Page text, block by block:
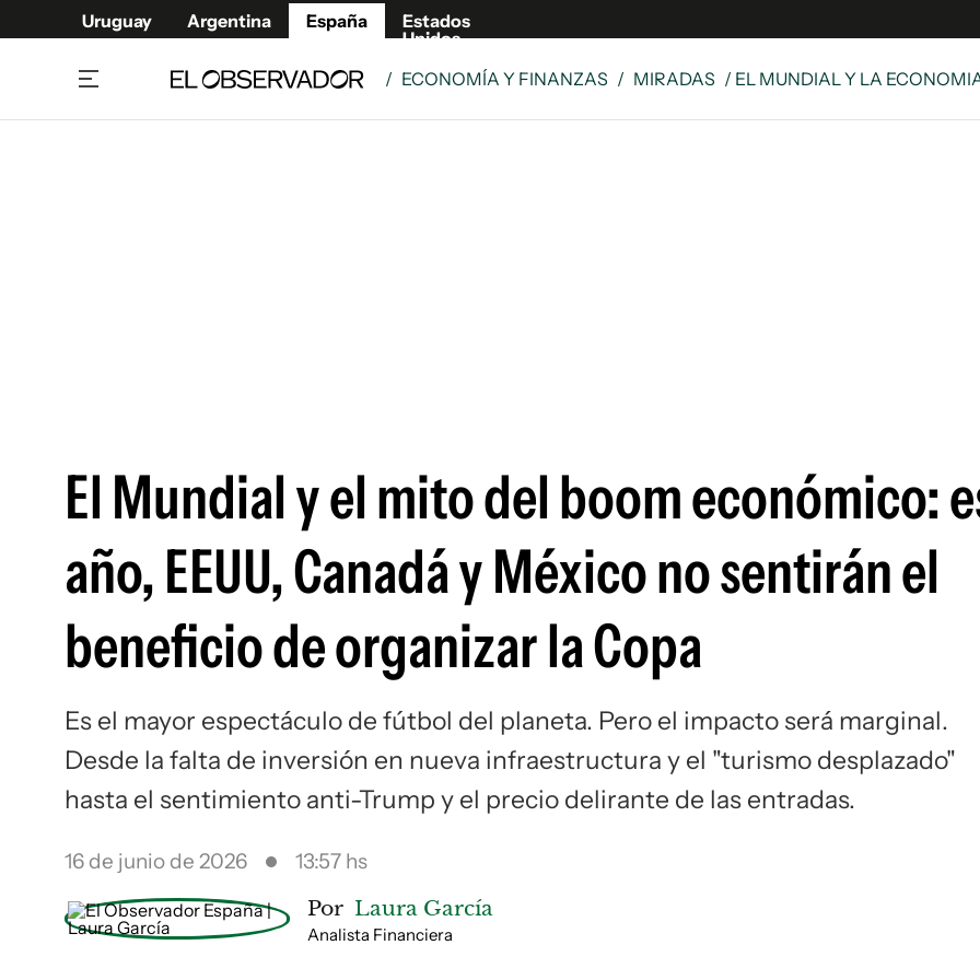
Uruguay Argentina España
Estados
Unidos
/ ECONOMÍA Y FINANZAS / MIRADAS / EL MUNDIAL Y LA
El Mundial y el mito del boom económico:
año, EEUU, Canadá y México no sentirán el
beneficio de organizar la Copa
Es el mayor espectáculo de fútbol del planeta. Pero el impacto será marginal.
Desde la falta de inversión en nueva infraestructura y el "turismo desplazado"
hasta el sentimiento anti-Trump y el precio delirante de las entradas.
16 de junio de 2026 13:57 hs
Por Laura García
Analista Financiera